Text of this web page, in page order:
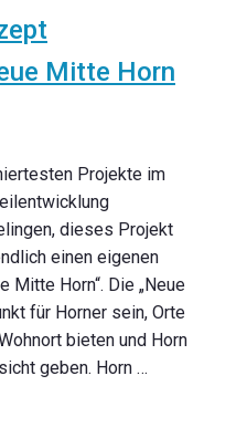
Mitte Horn
Projekte im
dieses Projekt
einen eigenen
Mitte Horn“. Die „Neue
für Horner sein, Orte
bieten und Horn
geben. Horn …